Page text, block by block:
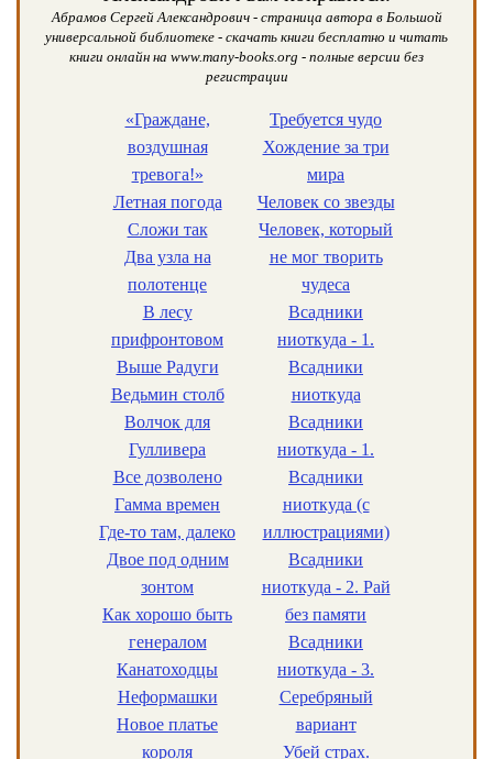
Абрамов Сергей Александрович - страница автора в Большой
универсальной библиотеке - скачать книги бесплатно и читать
книги онлайн на www.many-books.org - полные версии без
регистрации
«Граждане,
воздушная
тревога!»
Летная погода
Сложи так
Два узла на
полотенце
В лесу
прифронтовом
Выше Радуги
Ведьмин столб
Волчок для
Гулливера
Все дозволено
Гамма времен
Где-то там, далеко
Двое под одним
зонтом
Как хорошо быть
генералом
Канатоходцы
Неформашки
Новое платье
короля
Требуется чудо
Хождение за три
мира
Человек со звезды
Человек, который
не мог творить
чудеса
Всадники
ниоткуда - 1.
Всадники
ниоткуда
Всадники
ниоткуда - 1.
Всадники
ниоткуда (с
иллюстрациями)
Всадники
ниоткуда - 2. Рай
без памяти
Всадники
ниоткуда - 3.
Серебряный
вариант
Убей страх.